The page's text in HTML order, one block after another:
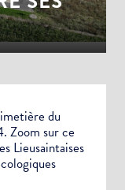
du
Zoom sur ce
Lieusaintaises